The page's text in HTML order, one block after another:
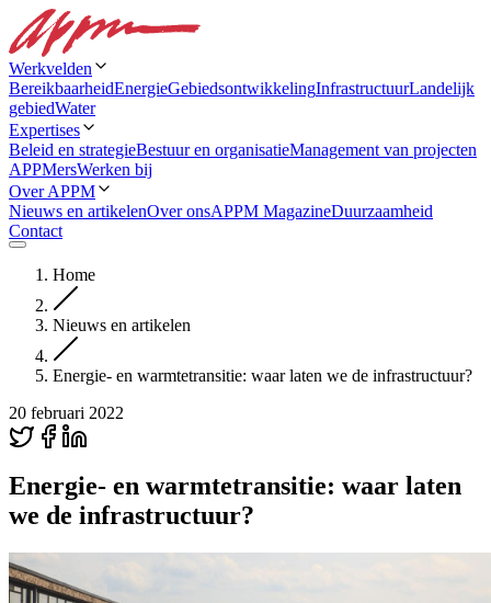
Werkvelden
BereikbaarheidEnergieGebiedsontwikkelingInfrastructuurLandelijk
gebiedWater
Expertises
Beleid en strategieBestuur en organisatieManagement van projecten
APPMersWerken bij
Over APPM
Nieuws en artikelenOver onsAPPM MagazineDuurzaamheid
Contact
Home
Nieuws en artikelen
Energie- en warmtetransitie: waar laten we de infrastructuur?
20 februari 2022
Energie- en warmtetransitie: waar laten
we de infrastructuur?